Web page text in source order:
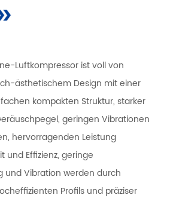
Luftkompressor ist voll von
ästhetischem Design mit einer
kompakten Struktur, starker
geringen Vibrationen
hervorragenden Leistung
und Effizienz, geringe
und Vibration werden durch
Profils und präziser